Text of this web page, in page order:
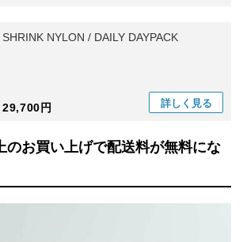
SHRINK NYLON / DAILY DAYPACK
29,700円 詳しく 見る
のお買い上げで配送料が無料にな